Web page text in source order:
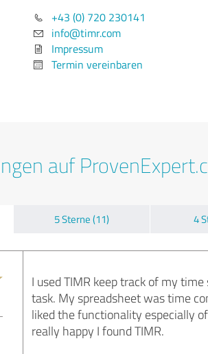
+43 (0) 720 230141
info@timr.com
Impressum
Termin vereinbaren
auf
5 Sterne (11) 4
I used TIMR keep track of my
task. My spreadsheet was time
liked the functionality especially
really happy I found TIMR.